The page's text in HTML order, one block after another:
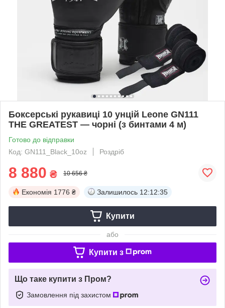
Боксерські рукавиці 10 унцій Leone GN111
THE GREATEST — чорні (з бинтами 4 м)
Готово до відправки
Код: GN111_Black_10oz
Роздріб
8 880 ₴ 10 656 ₴
Економія 1776 ₴ Залишилось 12:12:35
Купити
або
Купити з
Що таке купити з Пром?
Замовлення під захистом